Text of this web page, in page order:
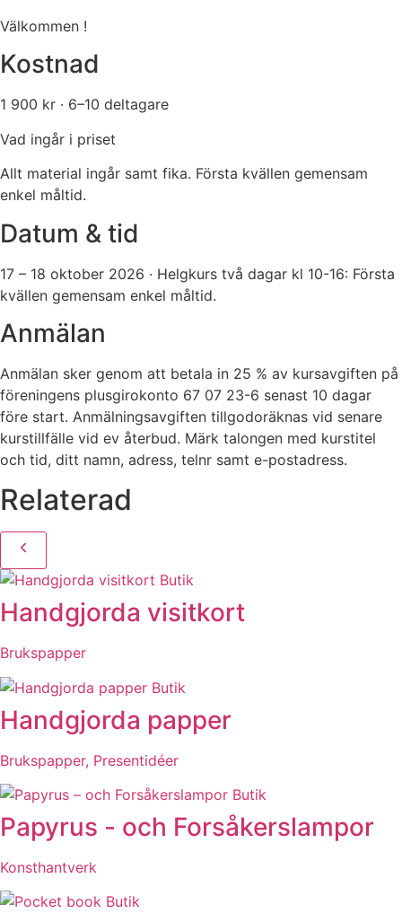
Välkommen !
Kostnad
1 900 kr · 6–10 deltagare
Vad ingår i priset
Allt material ingår samt fika. Första kvällen gemensam
enkel måltid.
Datum & tid
17 – 18 oktober 2026 · Helgkurs två dagar kl 10-16: Första
kvällen gemensam enkel måltid.
Anmälan
Anmälan sker genom att betala in 25 % av kursavgiften på
föreningens plusgirokonto 67 07 23-6 senast 10 dagar
före start. Anmälningsavgiften tillgodoräknas vid senare
kurstillfälle vid ev återbud. Märk talongen med kurstitel
och tid, ditt namn, adress, telnr samt e-postadress.
Relaterad
Butik
Handgjorda visitkort
Brukspapper
Butik
Handgjorda papper
Brukspapper, Presentidéer
Butik
Papyrus - och Forsåkerslampor
Konsthantverk
Butik